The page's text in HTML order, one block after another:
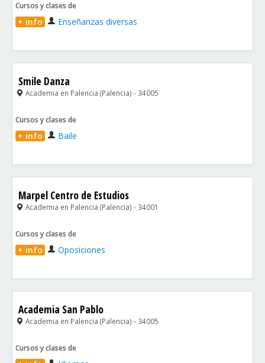
Cursos y clases de
+ info Enseñanzas diversas
Smile Danza
Academia en Palencia (Palencia) - 34005
Cursos y clases de
+ info Baile
Marpel Centro de Estudios
Academia en Palencia (Palencia) - 34001
Cursos y clases de
+ info Oposiciones
Academia San Pablo
Academia en Palencia (Palencia) - 34005
Cursos y clases de